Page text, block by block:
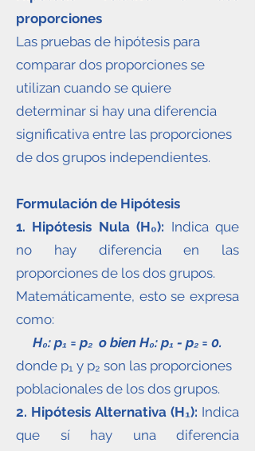
proporciones
Las pruebas de hipótesis para
comparar dos proporciones se
utilizan cuando se quiere
determinar si hay una diferencia
significativa entre las proporciones
de dos grupos independientes.
Formulación de Hipótesis
1. Hipótesis Nula (H₀): Indica que
no hay diferencia en las
proporciones de los dos grupos.
Matemáticamente, esto se expresa
como:
H₀: p₁ = p₂ o bien H₀: p₁ - p₂ = 0.
donde p₁ y p₂ son las proporciones
poblacionales de los dos grupos.
2. Hipótesis Alternativa (H₁): Indica
que sí hay una diferencia